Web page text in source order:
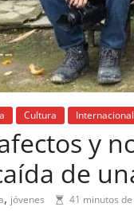
Cultura Internacional
y
de
, jóvenes 41 minutos